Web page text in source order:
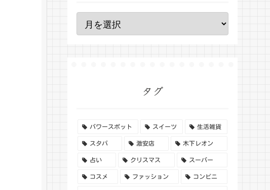
タグ
パワースポット スイーツ 生活雑貨
スタバ 激安店 木下レオン
占い クリスマス スーパー
コスメ ファッション コンビニ